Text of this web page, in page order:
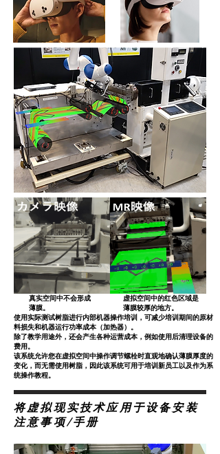
真实空间中不会形成
薄膜。
虚拟空间中的红色区域是
薄膜较厚的地方。
使用实际测试树脂进行内部机器操作培训，可减少培训期间的原材
料损失和机器运行功率成本（加热器）。
除了教学用途外，还会产生各种运营成本，例如使用后清理设备的
费用。
该系统允许您在虚拟空间中操作调节螺栓时直观地确认薄膜厚度的
变化，而无需使用树脂，因此该系统可用于培训新员工以及作为系
统操作教程。
将虚拟现实技术应用于设备安装
注意事项/手册